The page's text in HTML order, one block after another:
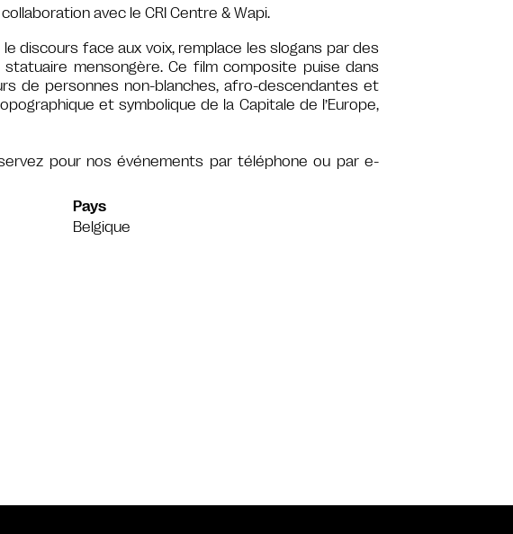
avec le CRI Centre & Wapi.
le discours face aux voix, remplace les slogans par des
mensongère. Ce film composite puise dans
de personnes non-blanches, afro-descendantes et
et symbolique de la Capitale de l’Europe,
pour nos événements par téléphone ou par e-
Pays
Belgique